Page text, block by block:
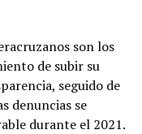
son los
de subir su
seguido de
denuncias se
durante el 2021.